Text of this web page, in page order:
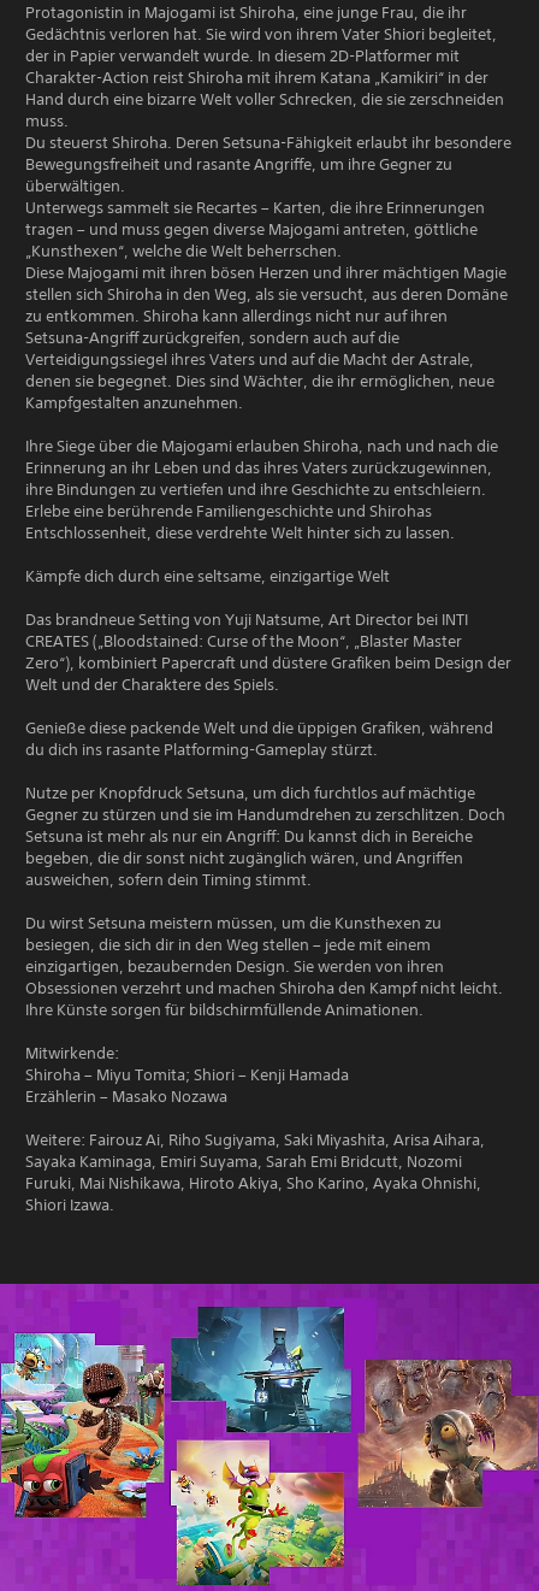
Protagonistin in Majogami ist Shiroha, eine junge Frau, die ihr
Gedächtnis verloren hat. Sie wird von ihrem Vater Shiori begleitet,
der in Papier verwandelt wurde. In diesem 2D-Platformer mit
Charakter-Action reist Shiroha mit ihrem Katana „Kamikiri“ in der
Hand durch eine bizarre Welt voller Schrecken, die sie zerschneiden
muss.
Du steuerst Shiroha. Deren Setsuna-Fähigkeit erlaubt ihr besondere
Bewegungsfreiheit und rasante Angriffe, um ihre Gegner zu
überwältigen.
Unterwegs sammelt sie Recartes – Karten, die ihre Erinnerungen
tragen – und muss gegen diverse Majogami antreten, göttliche
„Kunsthexen“, welche die Welt beherrschen.
Diese Majogami mit ihren bösen Herzen und ihrer mächtigen Magie
stellen sich Shiroha in den Weg, als sie versucht, aus deren Domäne
zu entkommen. Shiroha kann allerdings nicht nur auf ihren
Setsuna-Angriff zurückgreifen, sondern auch auf die
Verteidigungssiegel ihres Vaters und auf die Macht der Astrale,
denen sie begegnet. Dies sind Wächter, die ihr ermöglichen, neue
Kampfgestalten anzunehmen.
Ihre Siege über die Majogami erlauben Shiroha, nach und nach die
Erinnerung an ihr Leben und das ihres Vaters zurückzugewinnen,
ihre Bindungen zu vertiefen und ihre Geschichte zu entschleiern.
Erlebe eine berührende Familiengeschichte und Shirohas
Entschlossenheit, diese verdrehte Welt hinter sich zu lassen.
Kämpfe dich durch eine seltsame, einzigartige Welt
Das brandneue Setting von Yuji Natsume, Art Director bei INTI
CREATES („Bloodstained: Curse of the Moon“, „Blaster Master
Zero“), kombiniert Papercraft und düstere Grafiken beim Design der
Welt und der Charaktere des Spiels.
Genieße diese packende Welt und die üppigen Grafiken, während
du dich ins rasante Platforming-Gameplay stürzt.
Nutze per Knopfdruck Setsuna, um dich furchtlos auf mächtige
Gegner zu stürzen und sie im Handumdrehen zu zerschlitzen. Doch
Setsuna ist mehr als nur ein Angriff: Du kannst dich in Bereiche
begeben, die dir sonst nicht zugänglich wären, und Angriffen
ausweichen, sofern dein Timing stimmt.
Du wirst Setsuna meistern müssen, um die Kunsthexen zu
besiegen, die sich dir in den Weg stellen – jede mit einem
einzigartigen, bezaubernden Design. Sie werden von ihren
Obsessionen verzehrt und machen Shiroha den Kampf nicht leicht.
Ihre Künste sorgen für bildschirmfüllende Animationen.
Mitwirkende:
Shiroha – Miyu Tomita; Shiori – Kenji Hamada
Erzählerin – Masako Nozawa
Weitere: Fairouz Ai, Riho Sugiyama, Saki Miyashita, Arisa Aihara,
Sayaka Kaminaga, Emiri Suyama, Sarah Emi Bridcutt, Nozomi
Furuki, Mai Nishikawa, Hiroto Akiya, Sho Karino, Ayaka Ohnishi,
Shiori Izawa.